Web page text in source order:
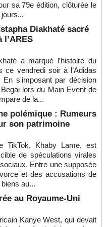
sa 79e édition, clôturée le
Diakhaté sacré
a marqué l’histoire du
ce vendredi soir à l’Adidas
En s'imposant par décision
lors du Main Event de
de la...
polémique : Rumeurs
son patrimoine
TikTok, Khaby Lame, est
de spéculations virales
Entre une supposée
et des accusations de
au...
au Royaume-Uni
Kanye West, qui devait